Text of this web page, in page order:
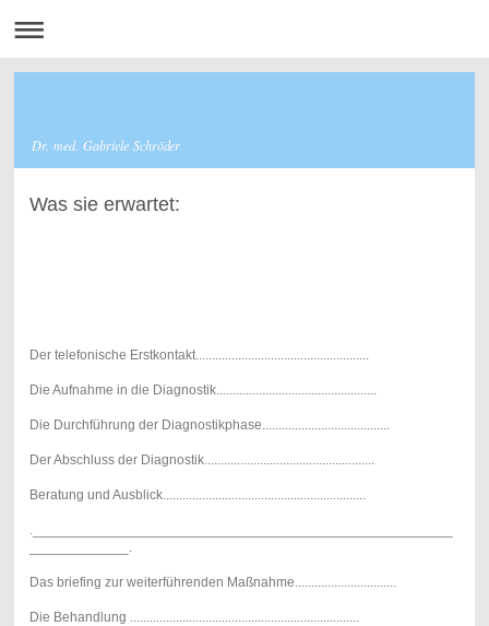
Dr. med. Gabriele Schröder
Was sie erwartet:
Der telefonische Erstkontakt.....................................................
Die Aufnahme in die Diagnostik.................................................
Die Durchführung der Diagnostikphase.......................................
Der Abschluss der Diagnostik....................................................
Beratung und Ausblick..............................................................
._______________________________________________________
_____________.
Das briefing zur weiterführenden Maßnahme...............................
Die Behandlung ......................................................................